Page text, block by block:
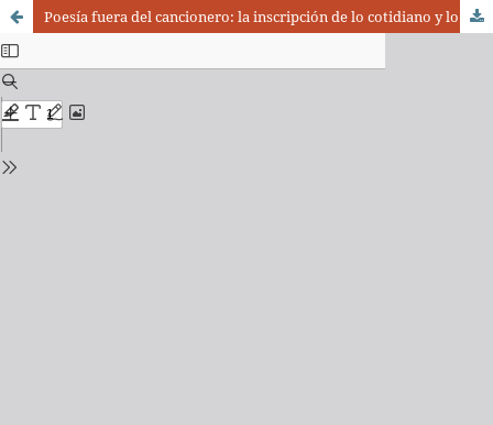
Poesía fuera del cancionero: la inscripción de lo cotidiano y lo sublime